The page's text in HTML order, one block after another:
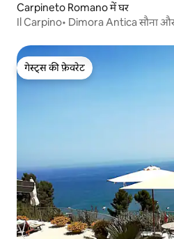
Carpineto Romano में घर
Il Carpino• Dimora Antica सौना और
गेस्ट्स की फ़ेवरेट
गेस्ट्स की फ़ेवरेट